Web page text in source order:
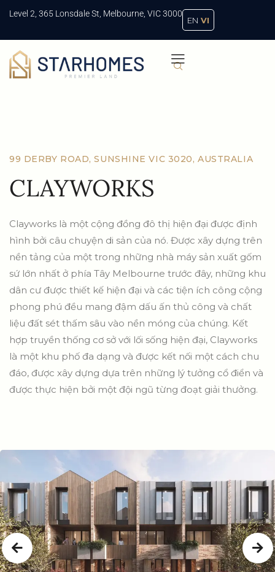
Level 2, 365 Lonsdale St, Melbourne, VIC 3000
EN VI
99 DERBY ROAD, SUNSHINE VIC 3020, AUSTRALIA
CLAYWORKS
Clayworks là một cộng đồng đô thị hiện đại được định
hình bởi câu chuyện di sản của nó. Được xây dựng trên
nền tảng của một trong những nhà máy sản xuất gốm
sứ lớn nhất ở phía Tây Melbourne trước đây, những khu
dân cư được thiết kế hiện đại và các tiện ích công cộng
phong phú đều mang đậm dấu ấn thủ công và chất
liệu đất sét thấm sâu vào nền móng của chúng. Kết
hợp truyền thống cơ sở với lối sống hiện đại, Clayworks
là một khu phố đa dạng và được kết nối một cách chu
đáo, được xây dựng dựa trên những lý tưởng cổ điển và
được thực hiện bởi một đội ngũ từng đoạt giải thưởng.